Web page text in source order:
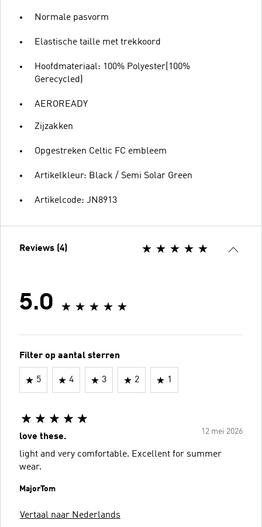
Normale pasvorm
Elastische taille met trekkoord
Hoofdmateriaal: 100% Polyester(100%
Gerecycled)
AEROREADY
Zijzakken
Opgestreken Celtic FC embleem
Artikelkleur: Black / Semi Solar Green
Artikelcode: JN8913
Reviews (4)
5.0
Filter op aantal sterren
5 4 3 2 1
12 mei 2026
love these.
light and very comfortable. Excellent for summer
wear.
MajorTom
Vertaal naar Nederlands